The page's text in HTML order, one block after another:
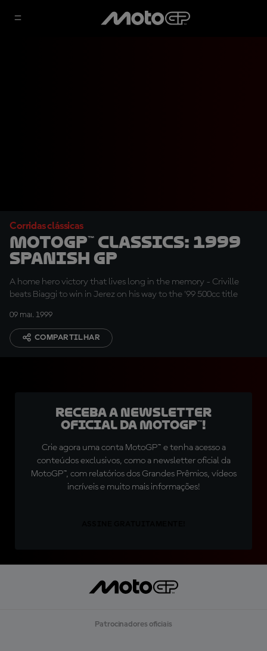
Corridas clássicas
MotoGP™ Classics: 1999
Spanish GP
A home hero victory that lives long in the memory - Criville
beats Biaggi to win in Jerez on his way to the '99 500cc title
09 mai. 1999
COMPARTILHAR
Receba a newsletter
oficial da MotoGP™!
Crie agora uma conta MotoGP™ e tenha acesso a
conteúdos exclusivos, como a newsletter oficial da
MotoGP™, com relatórios dos Grandes Prêmios, vídeos
incríveis e muito mais informações!
Patrocinadores oficiais